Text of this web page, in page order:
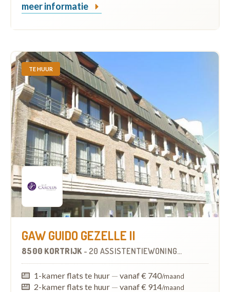
meer informatie
TE HUUR
GAW GUIDO GEZELLE II
8500 KORTRIJK - 20 ASSISTENTIEWONINGEN
1-kamer flats te huur — vanaf € 740/maand
2-kamer flats te huur — vanaf € 914/maand